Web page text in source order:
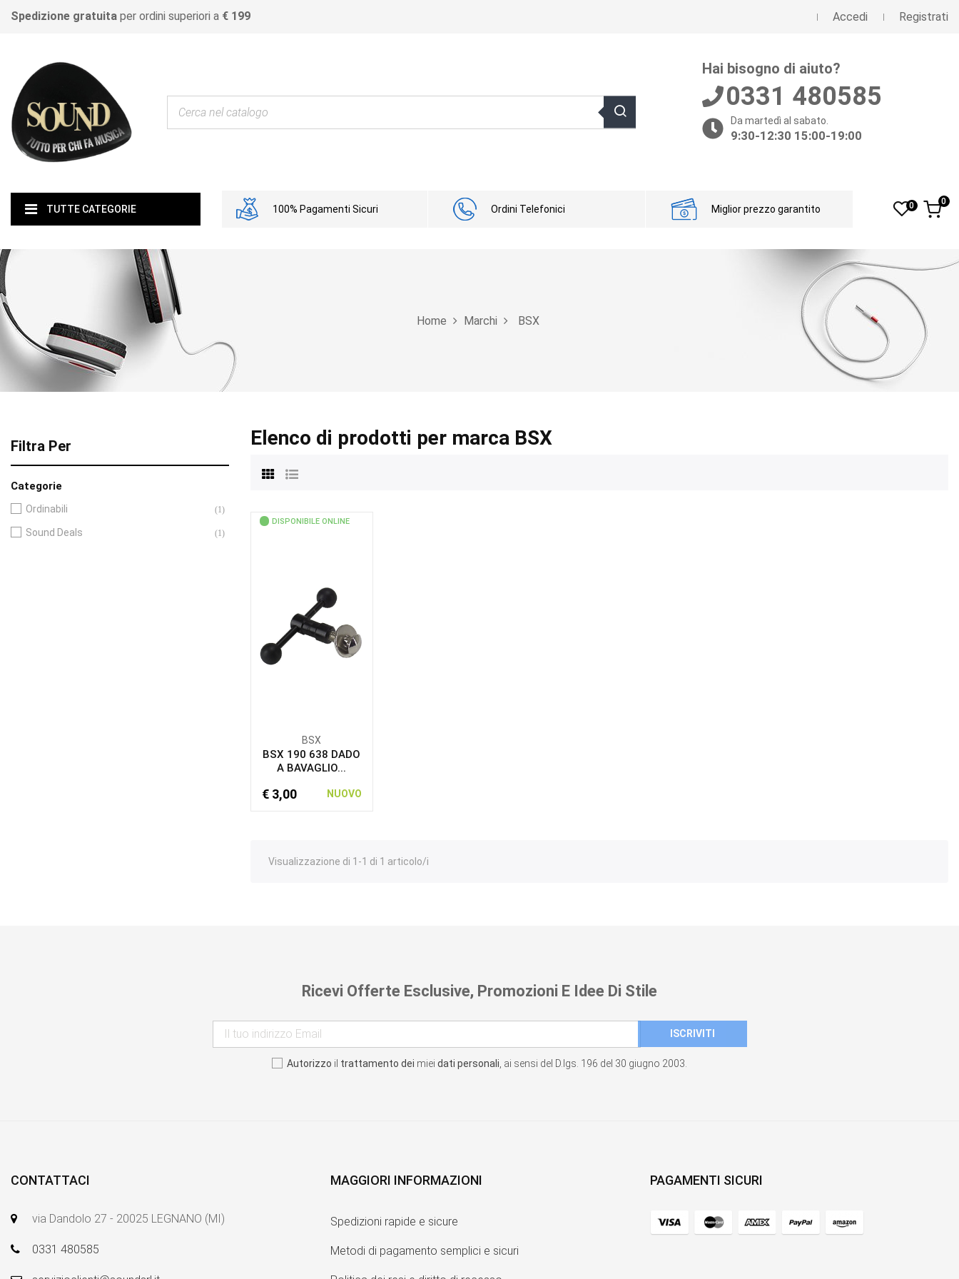
Spedizione gratuita per ordini superiori a € 199 Accedi Registrati
Hai bisogno di aiuto?
0331 480585
Da martedì al sabato.
9:30-12:30 15:00-19:00
TUTTE CATEGORIE 100% Pagamenti Sicuri Ordini Telefonici Miglior prezzo garantito 0 0
Home Marchi BSX
Filtra Per
Categorie
Ordinabili (1)
Sound Deals (1)
Elenco di prodotti per marca BSX
DISPONIBILE ONLINE
BSX
BSX 190 638 DADO
A BAVAGLIO...
€ 3,00 NUOVO
Visualizzazione di 1-1 di 1 articolo/i
Ricevi Offerte Esclusive, Promozioni E Idee Di Stile
Autorizzo il trattamento dei miei dati personali , ai sensi del D.lgs. 196 del 30 giugno 2003.
CONTATTACI
via Dandolo 27 - 20025 LEGNANO (MI)
0331 480585
MAGGIORI INFORMAZIONI
Spedizioni rapide e sicure
Metodi di pagamento semplici e sicuri
PAGAMENTI SICURI